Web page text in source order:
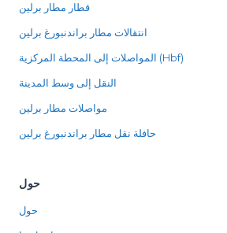
قطار مطار برلين
انتقالات مطار براندنبورغ برلين
المواصلات إلى المحطة المركزية (Hbf)
النقل إلى وسط المدينة
مواصلات مطار برلين
حافلة نقل مطار براندنبورغ برلين
حول
حول